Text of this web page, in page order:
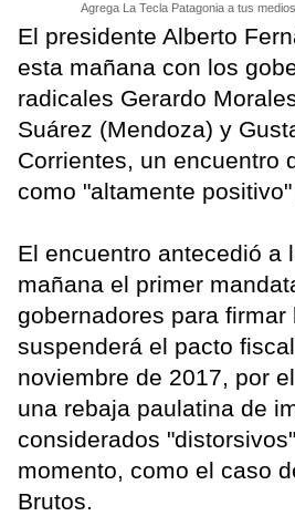
Agrega La Tecla Patagonia a tus
El presidente Alberto
esta mañana con los
radicales Gerardo
Suárez (Mendoza) y
Corrientes, un encuentro
como "altamente
El encuentro antecedió a
mañana el primer
gobernadores para firmar
suspenderá el pacto
noviembre de 2017, por
una rebaja paulatina de
considerados
momento, como el caso
Brutos.